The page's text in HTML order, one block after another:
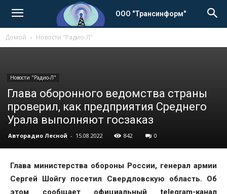
ООО "Трансинформ"
Домой Новости "Радио-Л"
Новости "Радио-Л"
Глава оборонного ведомства страны
проверил, как предприятия Среднего
Урала выполняют госзаказ
Авторадио Лесной - 15.08.2022 842 0
Глава министерства обороны России, генерал армии
Сергей Шойгу посетил Свердловскую область. Об
этом сообщает официальный telegram-канал